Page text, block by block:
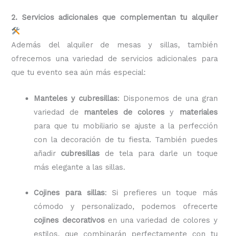
2. Servicios adicionales que complementan tu alquiler
Además del alquiler de mesas y sillas, también
ofrecemos una variedad de servicios adicionales para
que tu evento sea aún más especial:
Manteles y cubresillas: Disponemos de una gran
variedad de manteles de colores y
materiales
para que tu mobiliario se ajuste a la perfección
con la decoración de tu fiesta. También puedes
añadir cubresillas de tela para darle un toque
más elegante a las sillas.
Cojines para sillas: Si prefieres un toque más
cómodo y personalizado, podemos ofrecerte
cojines decorativosen una variedad de colores y
estilos, que combinarán perfectamente con tu